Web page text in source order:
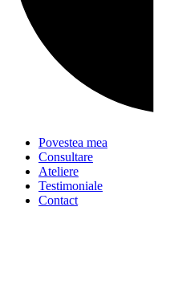
Povestea mea
Consultare
Ateliere
Testimoniale
Contact